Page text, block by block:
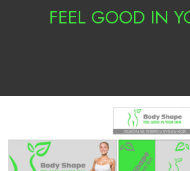
FEEL GOOD IN